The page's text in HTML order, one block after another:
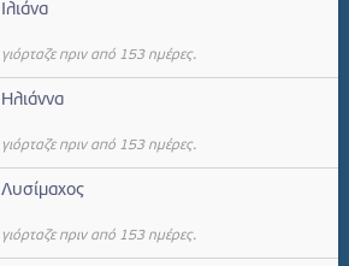
Ιλιάνα
γιόρταζε πριν από 153 ημέρες.
Ηλιάννα
γιόρταζε πριν από 153 ημέρες.
Λυσίμαχος
γιόρταζε πριν από 153 ημέρες.